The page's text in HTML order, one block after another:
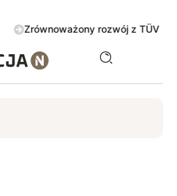
Zrównoważony rozwój z TÜV